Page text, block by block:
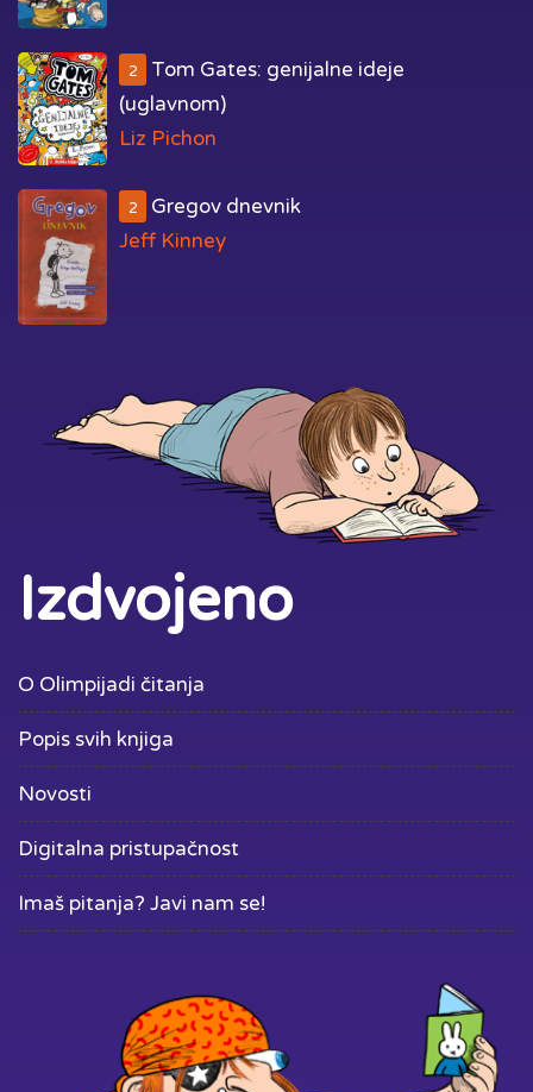
2
Tom Gates: genijalne ideje
(uglavnom)
Liz Pichon
2
Gregov dnevnik
Jeff Kinney
Izdvojeno
O Olimpijadi čitanja
Popis svih knjiga
Novosti
Digitalna pristupačnost
Imaš pitanja? Javi nam se!